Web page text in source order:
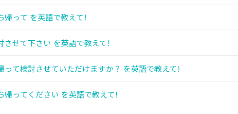
帰って を英語で教えて!
させて下さい を英語で教えて!
って検討させていただけますか？ を英語で教えて!
帰ってください を英語で教えて!